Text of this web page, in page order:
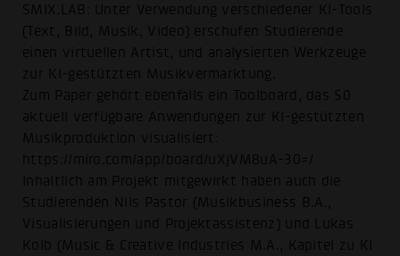
SMIX.LAB: Unter Verwendung verschiedener KI-Tools
(Text, Bild, Musik, Video) erschufen Studierende
einen virtuellen Artist, und analysierten Werkzeuge
zur KI-gestützten Musikvermarktung.
Zum Paper gehört ebenfalls ein Toolboard, das 50
aktuell verfügbare Anwendungen zur KI-gestützten
Musikproduktion visualisiert:
https://miro.com/app/board/uXjVM8uA-30=/
Inhaltlich am Projekt mitgewirkt haben auch die
Studierenden Nils Pastor (Musikbusiness B.A.,
Visualisierungen und Projektassistenz) und Lukas
Kolb (Music & Creative Industries M.A., Kapitel zu KI